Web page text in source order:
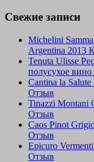
Свежие записи
Michelini
Argentina 2013
Tenuta Ulisse
полусухое
Cantina la
Отзыв
Tinazzi Montani
Отзыв
Caos Pinot
Отзыв
Epicuro
Отзыв